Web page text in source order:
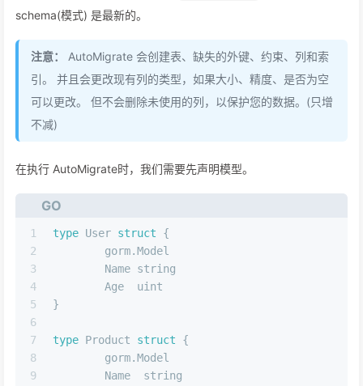
schema(模式) 是最新的。
注意：
AutoMigrate 会创建表、缺失的外键、约束、列和索
引。 并且会更改现有列的类型，如果大小、精度、是否为空
可以更改。 但不会删除未使用的列，以保护您的数据。(只增
不减)
在执行 AutoMigrate时，我们需要先声明模型。
GO
1
2
3
4
5
6
7
8
9
type User struct {
	gorm.Model
	Name
string
	Age
uint
}
type Product struct {
	gorm.Model
	Name
string